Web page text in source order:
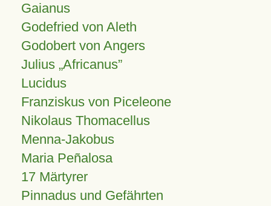
Gaianus
Godefried von Aleth
Godobert von Angers
Julius Africanus
Lucidus
Franziskus von Piceleone
Nikolaus Thomacellus
Menna-Jakobus
Maria Peñalosa
17 Märtyrer
Pinnadus und Gefährten